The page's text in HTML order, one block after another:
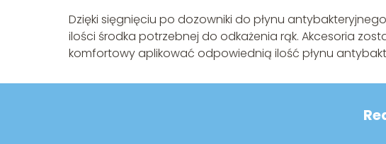
Dzięki sięgnięciu po dozowniki do płynu
ilości środka potrzebnej do odkażenia rąk. Akcesoria
komfortowy aplikować odpowiednią ilość płynu